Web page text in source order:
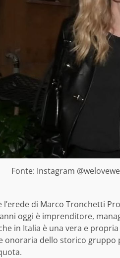
Fonte: Instagram
l’erede di Marco Tronchetti
oggi è imprenditore,
in Italia è una vera e
onoraria dello storico gruppo